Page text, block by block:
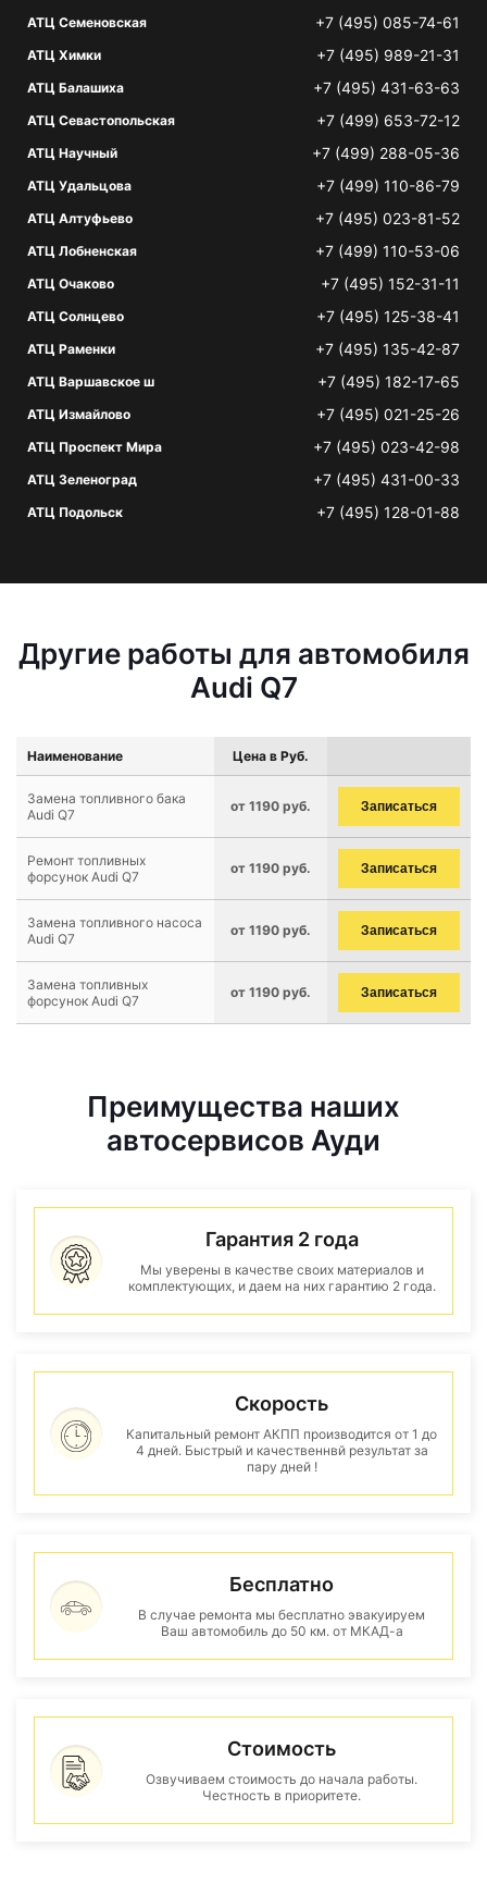
АТЦ Семеновская +7 (495) 085-74-61
АТЦ Химки +7 (495) 989-21-31
АТЦ Балашиха +7 (495) 431-63-63
АТЦ Севастопольская +7 (499) 653-72-12
АТЦ Научный +7 (499) 288-05-36
АТЦ Удальцова +7 (499) 110-86-79
АТЦ Алтуфьево +7 (495) 023-81-52
АТЦ Лобненская +7 (499) 110-53-06
АТЦ Очаково +7 (495) 152-31-11
АТЦ Солнцево +7 (495) 125-38-41
АТЦ Раменки +7 (495) 135-42-87
АТЦ Варшавское ш +7 (495) 182-17-65
АТЦ Измайлово +7 (495) 021-25-26
АТЦ Проспект Мира +7 (495) 023-42-98
АТЦ Зеленоград +7 (495) 431-00-33
АТЦ Подольск +7 (495) 128-01-88
Другие работы для автомобиля
Audi Q7
Наименование Цена в Руб.
Замена топливного бака
Audi Q7
от 1190 руб. Записаться
Ремонт топливных
форсунок Audi Q7
от 1190 руб. Записаться
Замена топливного насоса
Audi Q7
от 1190 руб. Записаться
Замена топливных
форсунок Audi Q7
от 1190 руб. Записаться
Преимущества наших
автосервисов Ауди
Гарантия 2 года
Мы уверены в качестве своих материалов и
комплектующих, и даем на них гарантию 2 года.
Скорость
Капитальный ремонт АКПП производится от 1 до
4 дней. Быстрый и качественнвй результат за
пару дней !
Бесплатно
В случае ремонта мы бесплатно эвакуируем
Ваш автомобиль до 50 км. от МКАД-а
Стоимость
Озвучиваем стоимость до начала работы.
Честность в приоритете.